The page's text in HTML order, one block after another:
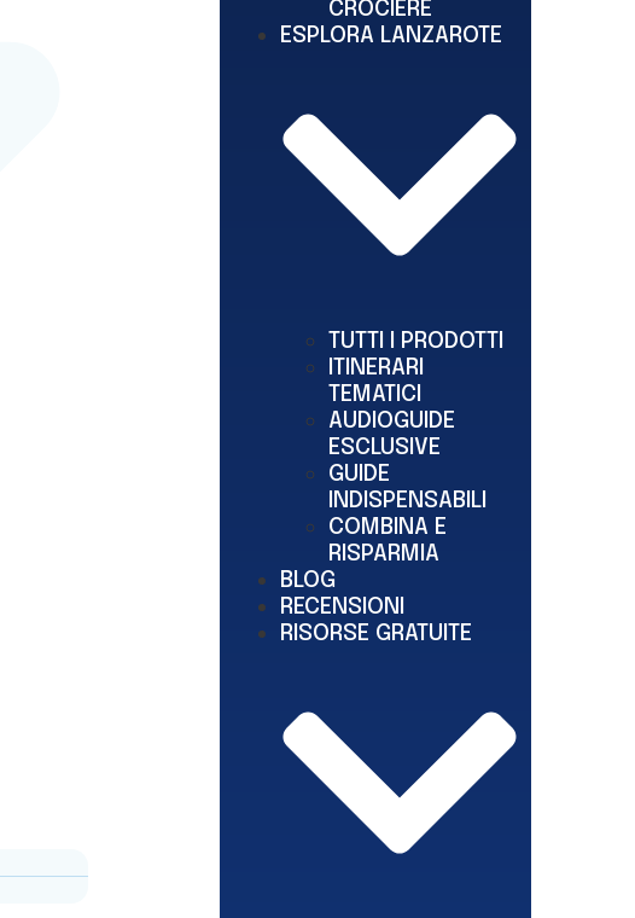
CROCIERE
ESPLORA LANZAROTE
TUTTI I PRODOTTI
ITINERARI
TEMATICI
AUDIOGUIDE
ESCLUSIVE
GUIDE
INDISPENSABILI
COMBINA E
RISPARMIA
BLOG
RECENSIONI
RISORSE GRATUITE